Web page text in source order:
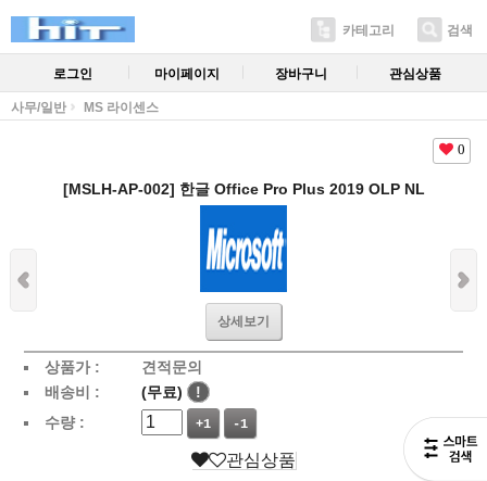
카테고리 검색
로그인 마이페이지 장바구니 관심상품
사무/일반 MS 라이센스
0
[MSLH-AP-002] 한글 Office Pro Plus 2019 OLP NL
상세보기
상품가 :
견적문의
배송비 :
(무료)
!
수량 :
+1 -1
관심상품